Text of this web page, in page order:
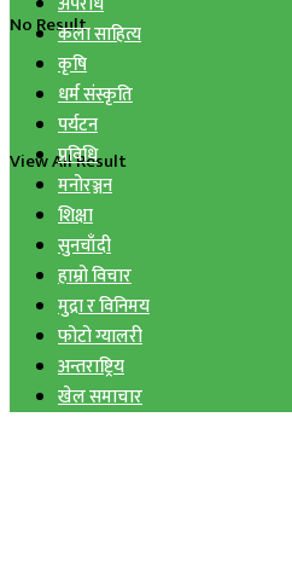
No Result
View All Result
कला साहित्य
कृषि
धर्म संस्कृति
पर्यटन
प्रविधि
मनोरञ्जन
शिक्षा
सुनचाँदी
हाम्रो विचार
मुद्रा र विनिमय
फोटो ग्यालरी
अन्तराष्ट्रिय
खेल समाचार